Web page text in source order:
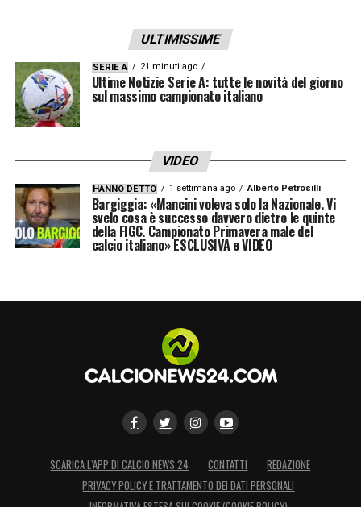
questo momento stiamo facendo scelte
diverse».
LA PLAYLIST DELLE NOSTRE TOP NEWS
ULTIMISSIME
SERIE A 21 minuti ago
Ultime Notizie Serie A: tutte le novità del giorno
sul massimo campionato italiano
VIDEO
HANNO DETTO 1 settimana ago Alberto Petrosilli
Bargiggia: «Mancini voleva solo la Nazionale. Vi
svelo cosa è successo davvero dietro le quinte
della FIGC. Campionato Primavera male del
calcio italiano» ESCLUSIVA e VIDEO
SCARICA L’APP DI CALCIO NEWS 24 CONTATTI
REDAZIONE
PRIVACY POLICY E TRATTAMENTO DEI DATI PERSONALI